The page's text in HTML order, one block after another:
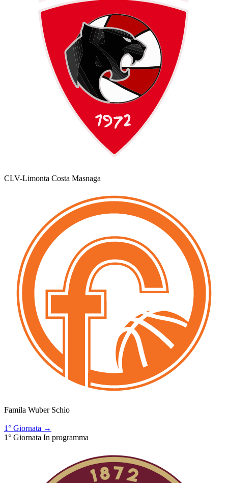
CLV-Limonta Costa Masnaga
Famila Wuber Schio
–
1° Giornata →
1° Giornata In programma